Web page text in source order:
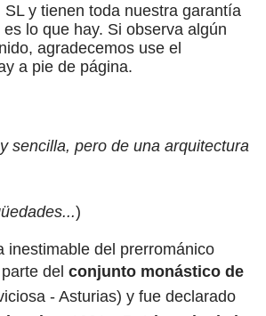
y tienen toda nuestra garantía
lo que hay. Si observa algún
agradecemos use el
a pie de página.
sencilla, pero de una arquitectura
)
inestimable del prerrománico
del conjunto monástico de
- Asturias) y fue declarado